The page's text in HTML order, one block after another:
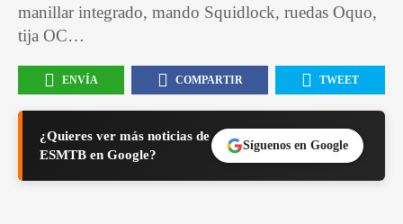
manillar integrado, mando Squidlock, ruedas Oquo,
tija OC…
ENVÍA COMPARTIR TWEET
¿Quieres ver más noticias de
ESMTB en Google?
Síguenos en Google